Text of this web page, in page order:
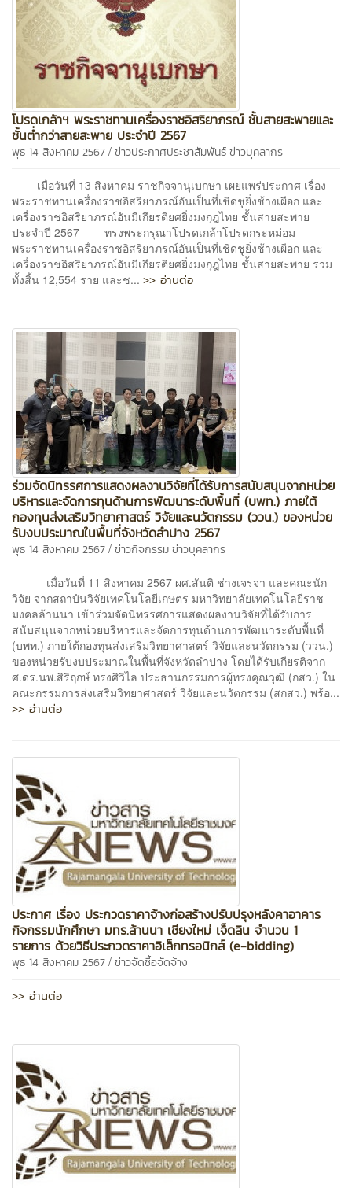
โปรดเกล้าฯ พระราชทานเครื่องราชอิสริยาภรณ์ ชั้นสายสะพายและ
ชั้นต่ำกว่าสายสะพาย ประจำปี 2567
พุธ 14 สิงหาคม 2567 / ข่าวประกาศประชาสัมพันธ์ข่าวบุคลากร
เมื่อวันที่ 13 สิงหาคม ราชกิจจานุเบกษา เผยแพร่ประกาศ เรื่อง
พระราชทานเครื่องราชอิสริยาภรณ์อันเป็นที่เชิดชูยิ่งช้างเผือก และ
เครื่องราชอิสริยาภรณ์อันมีเกียรติยศยิ่งมงกุฎไทย ชั้นสายสะพาย
ประจำปี 2567 ทรงพระกรุณาโปรดเกล้าโปรดกระหม่อม
พระราชทานเครื่องราชอิสริยาภรณ์อันเป็นที่เชิดชูยิ่งช้างเผือก และ
เครื่องราชอิสริยาภรณ์อันมีเกียรติยศยิ่งมงกุฎไทย ชั้นสายสะพาย รวม
ทั้งสิ้น 12,554 ราย และช... >> อ่านต่อ
ร่วมจัดนิทรรศการแสดงผลงานวิจัยที่ได้รับการสนับสนุนจากหน่วย
บริหารและจัดการทุนด้านการพัฒนาระดับพื้นที่ (บพท.) ภายใต้
กองทุนส่งเสริมวิทยาศาสตร์ วิจัยและนวัตกรรม (ววน.) ของหน่วย
รับงบประมาณในพื้นที่จังหวัดลำปาง 2567
พุธ 14 สิงหาคม 2567 / ข่าวกิจกรรมข่าวบุคลากร
เมื่อวันที่ 11 สิงหาคม 2567 ผศ.สันติ ช่างเจรจา และคณะนัก
วิจัย จากสถาบันวิจัยเทคโนโลยีเกษตร มหาวิทยาลัยเทคโนโลยีราช
มงคลล้านนา เข้าร่วมจัดนิทรรศการแสดงผลงานวิจัยที่ได้รับการ
สนับสนุนจากหน่วยบริหารและจัดการทุนด้านการพัฒนาระดับพื้นที่
(บพท.) ภายใต้กองทุนส่งเสริมวิทยาศาสตร์ วิจัยและนวัตกรรม (ววน.)
ของหน่วยรับงบประมาณในพื้นที่จังหวัดลำปาง โดยได้รับเกียรติจาก
ศ.ดร.นพ.สิริฤกษ์ ทรงศิวิไล ประธานกรรมการผู้ทรงคุณวุฒิ (กสว.) ใน
คณะกรรมการส่งเสริมวิทยาศาสตร์ วิจัยและนวัตกรรม (สกสว.) พร้อ...
>> อ่านต่อ
ประกาศ เรื่อง ประกวดราคาจ้างก่อสร้างปรับปรุงหลังคาอาคาร
กิจกรรมนักศึกษา มทร.ล้านนา เชียงใหม่ เจ็ดลิน จำนวน 1
รายการ ด้วยวิธีประกวดราคาอิเล็กทรอนิกส์ (e-bidding)
พุธ 14 สิงหาคม 2567 / ข่าวจัดซื้อจัดจ้าง
>> อ่านต่อ